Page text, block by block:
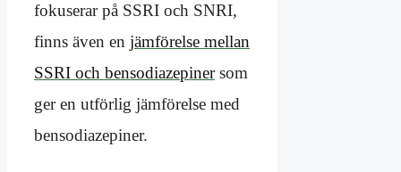
fokuserar på SSRI och SNRI,
finns även en jämförelse mellan
SSRI och bensodiazepinersom
ger en utförlig jämförelse med
bensodiazepiner.